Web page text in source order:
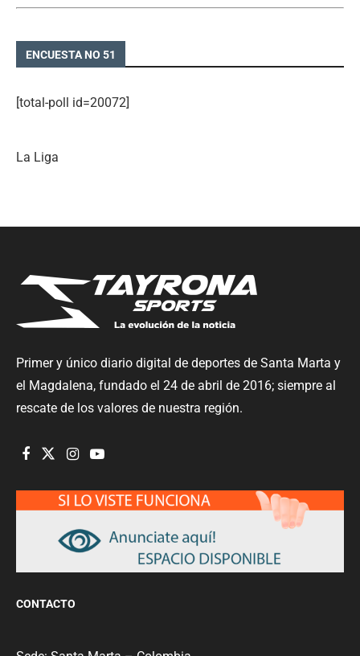
ENCUESTA NO 51
[total-poll id=20072]
La Liga
Primer y único diario digital de deportes de Santa Marta y
el Magdalena, fundado el 24 de abril de 2016; siempre al
rescate de los valores de nuestra región.
CONTACTO